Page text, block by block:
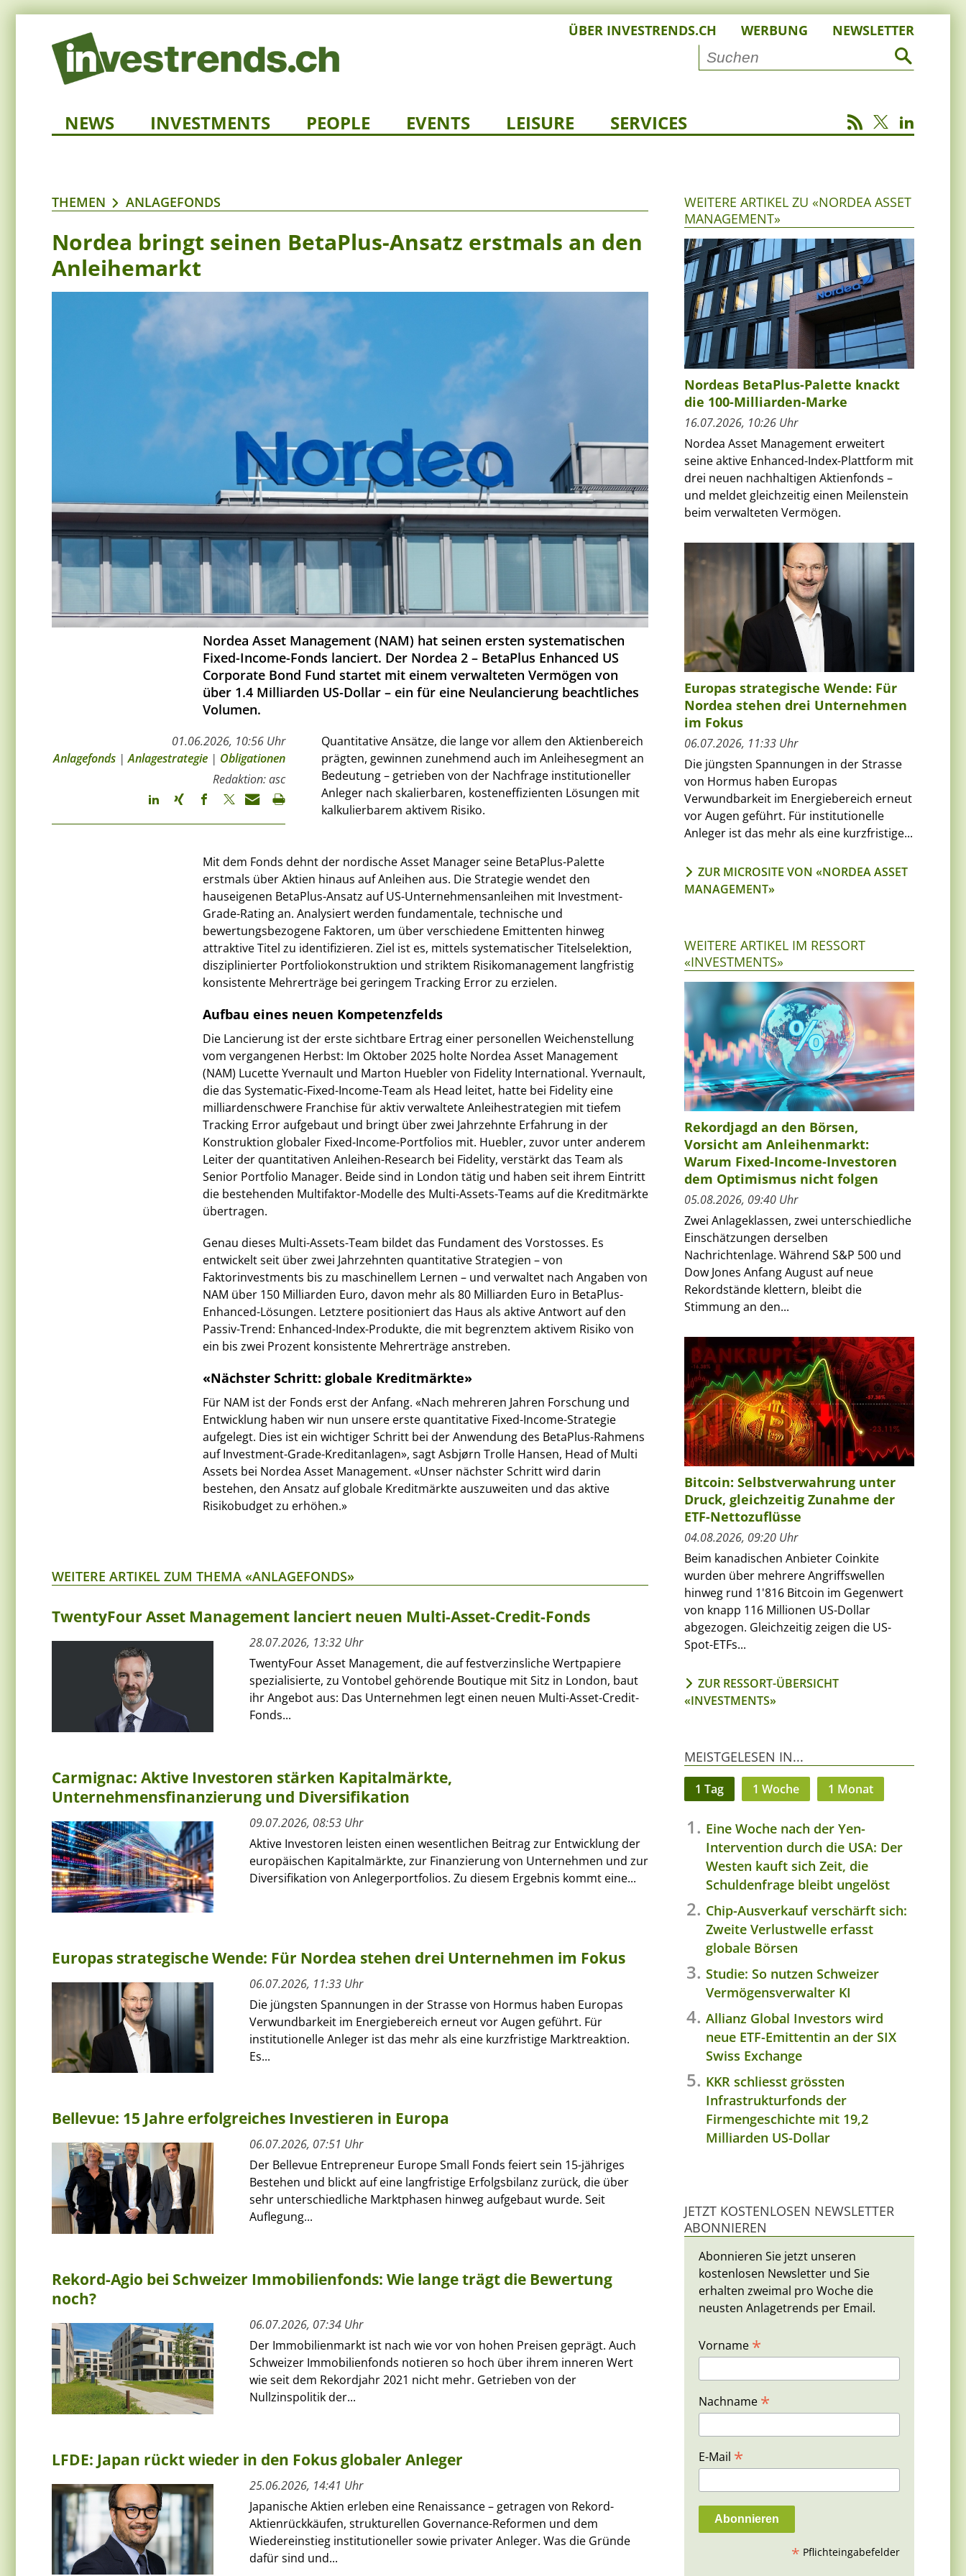
ÜBER INVESTRENDS.CH WERBUNG NEWSLETTER
NEWS INVESTMENTS PEOPLE EVENTS LEISURE SERVICES
THEMEN ANLAGEFONDS
Nordea bringt seinen BetaPlus-Ansatz erstmals an den
Anleihemarkt
Nordea Asset Management (NAM) hat seinen ersten systematischen
Fixed-Income-Fonds lanciert. Der Nordea 2 – BetaPlus Enhanced US
Corporate Bond Fund startet mit einem verwalteten Vermögen von
über 1.4 Milliarden US-Dollar – ein für eine Neulancierung beachtliches
Volumen.
01.06.2026, 10:56 Uhr
Anlagefonds |Anlagestrategie | Obligationen
Redaktion: asc
Quantitative Ansätze, die lange vor allem den Aktienbereich
prägten, gewinnen zunehmend auch im Anleihesegment an
Bedeutung – getrieben von der Nachfrage institutioneller
Anleger nach skalierbaren, kosteneffizienten Lösungen mit
kalkulierbarem aktivem Risiko.
Mit dem Fonds dehnt der nordische Asset Manager seine BetaPlus-Palette
erstmals über Aktien hinaus auf Anleihen aus. Die Strategie wendet den
hauseigenen BetaPlus-Ansatz auf US-Unternehmensanleihen mit Investment-
Grade-Rating an. Analysiert werden fundamentale, technische und
bewertungsbezogene Faktoren, um über verschiedene Emittenten hinweg
attraktive Titel zu identifizieren. Ziel ist es, mittels systematischer Titelselektion,
disziplinierter Portfoliokonstruktion und striktem Risikomanagement langfristig
konsistente Mehrerträge bei geringem Tracking Error zu erzielen.
Aufbau eines neuen Kompetenzfelds
Die Lancierung ist der erste sichtbare Ertrag einer personellen Weichenstellung
vom vergangenen Herbst: Im Oktober 2025 holte Nordea Asset Management
(NAM) Lucette Yvernault und Marton Huebler von Fidelity International. Yvernault,
die das Systematic-Fixed-Income-Team als Head leitet, hatte bei Fidelity eine
milliardenschwere Franchise für aktiv verwaltete Anleihestrategien mit tiefem
Tracking Error aufgebaut und bringt über zwei Jahrzehnte Erfahrung in der
Konstruktion globaler Fixed-Income-Portfolios mit. Huebler, zuvor unter anderem
Leiter der quantitativen Anleihen-Research bei Fidelity, verstärkt das Team als
Senior Portfolio Manager. Beide sind in London tätig und haben seit ihrem Eintritt
die bestehenden Multifaktor-Modelle des Multi-Assets-Teams auf die Kreditmärkte
übertragen.
Genau dieses Multi-Assets-Team bildet das Fundament des Vorstosses. Es
entwickelt seit über zwei Jahrzehnten quantitative Strategien – von
Faktorinvestments bis zu maschinellem Lernen – und verwaltet nach Angaben von
NAM über 150 Milliarden Euro, davon mehr als 80 Milliarden Euro in BetaPlus-
Enhanced-Lösungen. Letztere positioniert das Haus als aktive Antwort auf den
Passiv-Trend: Enhanced-Index-Produkte, die mit begrenztem aktivem Risiko von
ein bis zwei Prozent konsistente Mehrerträge anstreben.
«Nächster Schritt: globale Kreditmärkte»
Für NAM ist der Fonds erst der Anfang. «Nach mehreren Jahren Forschung und
Entwicklung haben wir nun unsere erste quantitative Fixed-Income-Strategie
aufgelegt. Dies ist ein wichtiger Schritt bei der Anwendung des BetaPlus-Rahmens
auf Investment-Grade-Kreditanlagen», sagt Asbjørn Trolle Hansen, Head of Multi
Assets bei Nordea Asset Management. «Unser nächster Schritt wird darin
bestehen, den Ansatz auf globale Kreditmärkte auszuweiten und das aktive
Risikobudget zu erhöhen.»
WEITERE ARTIKEL ZUM THEMA «ANLAGEFONDS»
TwentyFour Asset Management lanciert neuen Multi-Asset-Credit-Fonds
28.07.2026, 13:32 Uhr
TwentyFour Asset Management, die auf festverzinsliche Wertpapiere
spezialisierte, zu Vontobel gehörende Boutique mit Sitz in London, baut
ihr Angebot aus: Das Unternehmen legt einen neuen Multi-Asset-Credit-
Fonds...
Carmignac: Aktive Investoren stärken Kapitalmärkte,
Unternehmensfinanzierung und Diversifikation
09.07.2026, 08:53 Uhr
Aktive Investoren leisten einen wesentlichen Beitrag zur Entwicklung der
europäischen Kapitalmärkte, zur Finanzierung von Unternehmen und zur
Diversifikation von Anlegerportfolios. Zu diesem Ergebnis kommt eine...
Europas strategische Wende: Für Nordea stehen drei Unternehmen im Fokus
06.07.2026, 11:33 Uhr
Die jüngsten Spannungen in der Strasse von Hormus haben Europas
Verwundbarkeit im Energiebereich erneut vor Augen geführt. Für
institutionelle Anleger ist das mehr als eine kurzfristige Marktreaktion.
Es...
Bellevue: 15 Jahre erfolgreiches Investieren in Europa
06.07.2026, 07:51 Uhr
Der Bellevue Entrepreneur Europe Small Fonds feiert sein 15-jähriges
Bestehen und blickt auf eine langfristige Erfolgsbilanz zurück, die über
sehr unterschiedliche Marktphasen hinweg aufgebaut wurde. Seit
Auflegung...
Rekord-Agio bei Schweizer Immobilienfonds: Wie lange trägt die Bewertung
noch?
06.07.2026, 07:34 Uhr
Der Immobilienmarkt ist nach wie vor von hohen Preisen geprägt. Auch
Schweizer Immobilienfonds notieren so hoch über ihrem inneren Wert
wie seit dem Rekordjahr 2021 nicht mehr. Getrieben von der
Nullzinspolitik der...
LFDE: Japan rückt wieder in den Fokus globaler Anleger
25.06.2026, 14:41 Uhr
Japanische Aktien erleben eine Renaissance – getragen von Rekord-
Aktienrückkäufen, strukturellen Governance-Reformen und dem
Wiedereinstieg institutioneller sowie privater Anleger. Was die Gründe
dafür sind und...
WEITERE ARTIKEL ZU «NORDEA ASSET
MANAGEMENT»
Nordeas BetaPlus-Palette knackt
die 100-Milliarden-Marke
16.07.2026, 10:26 Uhr
Nordea Asset Management erweitert
seine aktive Enhanced-Index-Plattform mit
drei neuen nachhaltigen Aktienfonds –
und meldet gleichzeitig einen Meilenstein
beim verwalteten Vermögen.
Europas strategische Wende: Für
Nordea stehen drei Unternehmen
im Fokus
06.07.2026, 11:33 Uhr
Die jüngsten Spannungen in der Strasse
von Hormus haben Europas
Verwundbarkeit im Energiebereich erneut
vor Augen geführt. Für institutionelle
Anleger ist das mehr als eine kurzfristige...
ZUR MICROSITE VON «NORDEA ASSET
MANAGEMENT»
WEITERE ARTIKEL IM RESSORT
«INVESTMENTS»
Rekordjagd an den Börsen,
Vorsicht am Anleihenmarkt:
Warum Fixed-Income-Investoren
dem Optimismus nicht folgen
05.08.2026, 09:40 Uhr
Zwei Anlageklassen, zwei unterschiedliche
Einschätzungen derselben
Nachrichtenlage. Während S&P 500 und
Dow Jones Anfang August auf neue
Rekordstände klettern, bleibt die
Stimmung an den...
Bitcoin: Selbstverwahrung unter
Druck, gleichzeitig Zunahme der
ETF-Nettozuflüsse
04.08.2026, 09:20 Uhr
Beim kanadischen Anbieter Coinkite
wurden über mehrere Angriffswellen
hinweg rund 1'816 Bitcoin im Gegenwert
von knapp 116 Millionen US-Dollar
abgezogen. Gleichzeitig zeigen die US-
Spot-ETFs...
ZUR RESSORT-ÜBERSICHT
«INVESTMENTS»
MEISTGELESEN IN...
1 Tag 1 Woche 1 Monat
Eine Woche nach der Yen-
Intervention durch die USA: Der
Westen kauft sich Zeit, die
Schuldenfrage bleibt ungelöst
Chip-Ausverkauf verschärft sich:
Zweite Verlustwelle erfasst
globale Börsen
Studie: So nutzen Schweizer
Vermögensverwalter KI
Allianz Global Investors wird
neue ETF-Emittentin an der SIX
Swiss Exchange
KKR schliesst grössten
Infrastrukturfonds der
Firmengeschichte mit 19,2
Milliarden US-Dollar
JETZT KOSTENLOSEN NEWSLETTER
ABONNIEREN
Abonnieren Sie jetzt unseren
kostenlosen Newsletter und Sie
erhalten zweimal pro Woche die
neusten Anlagetrends per Email.
Vorname *
Nachname *
E-Mail *
* Pflichteingabefelder